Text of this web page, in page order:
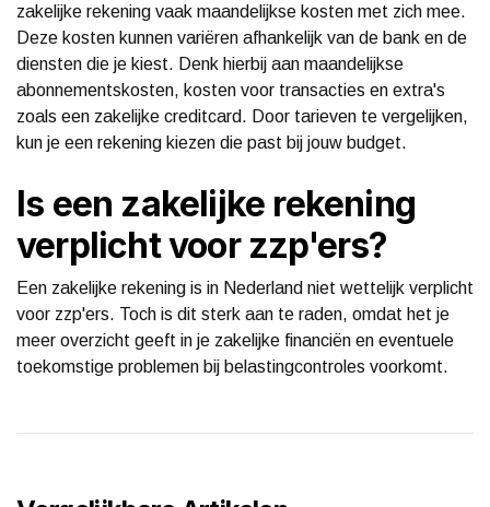
zakelijke rekening vaak maandelijkse kosten met zich mee.
Deze kosten kunnen variëren afhankelijk van de bank en de
diensten die je kiest. Denk hierbij aan maandelijkse
abonnementskosten, kosten voor transacties en extra's
zoals een zakelijke creditcard. Door tarieven te vergelijken,
kun je een rekening kiezen die past bij jouw budget.
Is een zakelijke rekening
verplicht voor zzp'ers?
Een zakelijke rekening is in Nederland niet wettelijk verplicht
voor zzp'ers. Toch is dit sterk aan te raden, omdat het je
meer overzicht geeft in je zakelijke financiën en eventuele
toekomstige problemen bij belastingcontroles voorkomt.